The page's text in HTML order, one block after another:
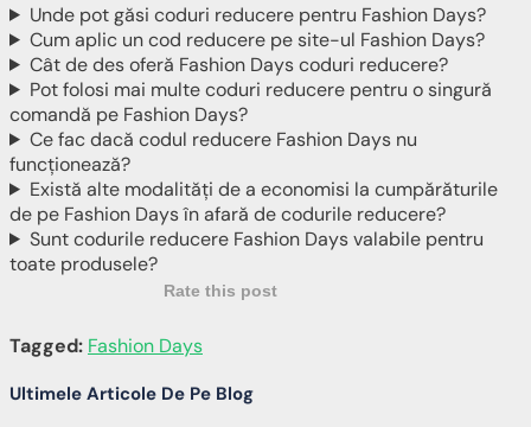
Unde pot găsi coduri reducere pentru Fashion Days?
Cum aplic un cod reducere pe site-ul Fashion Days?
Cât de des oferă Fashion Days coduri reducere?
Pot folosi mai multe coduri reducere pentru o singură
comandă pe Fashion Days?
Ce fac dacă codul reducere Fashion Days nu
funcționează?
Există alte modalități de a economisi la cumpărăturile
de pe Fashion Days în afară de codurile reducere?
Sunt codurile reducere Fashion Days valabile pentru
toate produsele?
Rate this post
Tagged: Fashion Days
Ultimele Articole De Pe Blog